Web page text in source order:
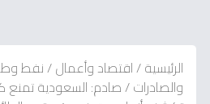
الرئيسية/اقتصاد وأعمال/نفط
والصادرات/صادم: السعودية تمنع